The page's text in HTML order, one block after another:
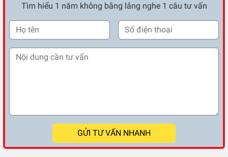
Tìm hiểu 1 năm không bằng lắng nghe 1 câu tư vấn
GỬI TƯ VẤN NHANH